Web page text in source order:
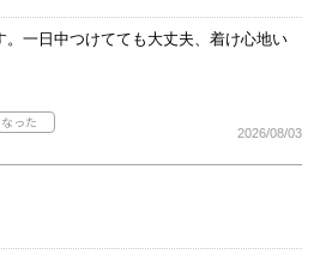
。一日中つけてても大丈夫、着け心地い
2026/08/03